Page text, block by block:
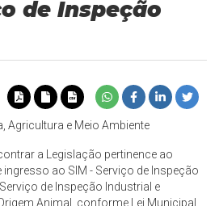
de Inspeção
Agricultura e Meio Ambiente
a Legislação pertinence ao
ao SIM - Serviço de Inspeção
de Inspeção Industrial e
Animal, conforme Lei Municipal